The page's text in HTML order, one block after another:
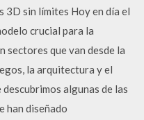
sin límites Hoy en día el
crucial para la
sectores que van desde la
la arquitectura y el
algunas de las
han diseñado